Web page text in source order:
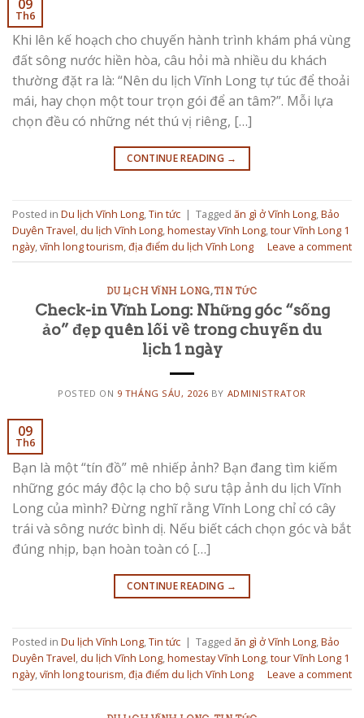
09
Th6
Khi lên kế hoạch cho chuyến hành trình khám phá vùng
đất sông nước hiền hòa, câu hỏi mà nhiều du khách
thường đặt ra là: “Nên du lịch Vĩnh Long tự túc để thoải
mái, hay chọn một tour trọn gói để an tâm?”. Mỗi lựa
chọn đều có những nét thú vị riêng, […]
CONTINUE READING →
Posted in Du lịch Vĩnh Long,Tin tức | Tagged ăn gì ở Vĩnh Long,Bảo
Duyên Travel, du lịch Vĩnh Long,homestay Vĩnh Long,tour Vĩnh Long 1
ngày,vĩnh long tourism,địa điểm du lịch Vĩnh Long Leave a comment
DU LỊCH VĨNH LONG,TIN TỨC
Check-in Vĩnh Long: Những góc “sống
ảo” đẹp quên lối về trong chuyến du
lịch 1 ngày
POSTED ON 9 THÁNG SÁU, 2026 BY ADMINISTRATOR
09
Th6
Bạn là một “tín đồ” mê nhiếp ảnh? Bạn đang tìm kiếm
những góc máy độc lạ cho bộ sưu tập ảnh du lịch Vĩnh
Long của mình? Đừng nghĩ rằng Vĩnh Long chỉ có cây
trái và sông nước bình dị. Nếu biết cách chọn góc và bắt
đúng nhịp, bạn hoàn toàn có […]
CONTINUE READING →
Posted in Du lịch Vĩnh Long,Tin tức | Tagged ăn gì ở Vĩnh Long,Bảo
Duyên Travel, du lịch Vĩnh Long,homestay Vĩnh Long,tour Vĩnh Long 1
ngày,vĩnh long tourism,địa điểm du lịch Vĩnh Long Leave a comment